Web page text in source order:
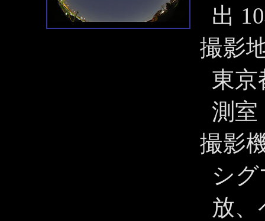
出
撮影
東京
測室
撮影
シグ
放